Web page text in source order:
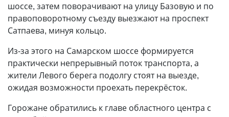
шоссе, затем поворачивают на улицу Базовую и по
правоповоротному съезду выезжают на проспект
Сатпаева, минуя кольцо.
Из-за этого на Самарском шоссе формируется
практически непрерывный поток транспорта, а
жители Левого берега подолгу стоят на выезде,
ожидая возможности проехать перекрёсток.
Горожане обратились к главе областного центра с